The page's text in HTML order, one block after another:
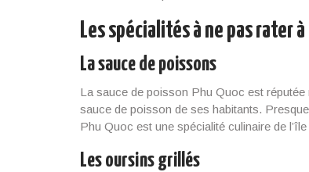
Les spécialités à ne pas rater à
La sauce de poissons
La sauce de poisson Phu Quoc est
sauce de poisson de ses habitants.
Phu Quoc est une spécialité culinaire de
Les oursins grillés